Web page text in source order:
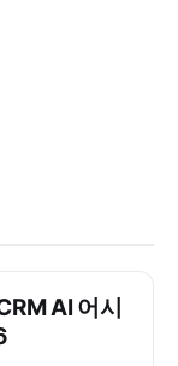
AI 어시